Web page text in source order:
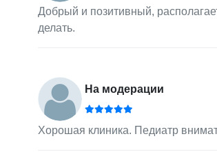
Добрый и позитивный,
делать.
На модерации
Хорошая клиника. Педиатр